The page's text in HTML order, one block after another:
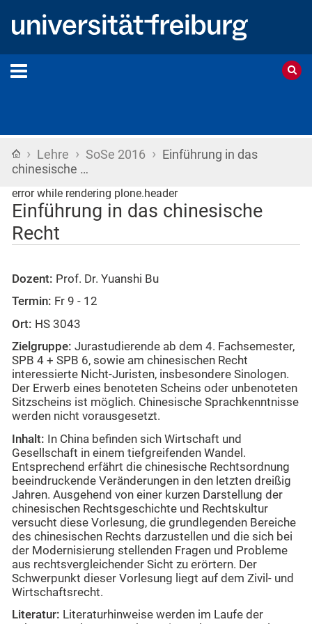
Startseite
› Lehre › SoSe 2016 › Einführung in das
chinesische …
error while rendering plone.header
Einführung in das chinesische
Recht
Dozent: Prof. Dr. Yuanshi Bu
Termin: Fr 9 - 12
Ort: HS 3043
Zielgruppe: Jurastudierende ab dem 4. Fachsemester,
SPB 4 + SPB 6, sowie am chinesischen Recht
interessierte Nicht-Juristen, insbesondere Sinologen.
Der Erwerb eines benoteten Scheins oder unbenoteten
Sitzscheins ist möglich. Chinesische Sprachkenntnisse
werden nicht vorausgesetzt.
Inhalt: In China befinden sich Wirtschaft und
Gesellschaft in einem tiefgreifenden Wandel.
Entsprechend erfährt die chinesische Rechtsordnung
beeindruckende Veränderungen in den letzten dreißig
Jahren. Ausgehend von einer kurzen Darstellung der
chinesischen Rechtsgeschichte und Rechtskultur
versucht diese Vorlesung, die grundlegenden Bereiche
des chinesischen Rechts darzustellen und die sich bei
der Modernisierung stellenden Fragen und Probleme
aus rechtsvergleichender Sicht zu erörtern. Der
Schwerpunkt dieser Vorlesung liegt auf dem Zivil- und
Wirtschaftsrecht.
Literatur: Literaturhinweise werden im Laufe der